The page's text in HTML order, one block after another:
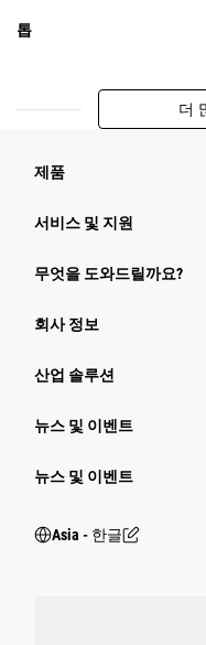
톱
더
제품
서비스 및 지원
무엇을 도와드릴까요?
회사 정보
산업 솔루션
뉴스 및 이벤트
뉴스 및 이벤트
Asia - 한글